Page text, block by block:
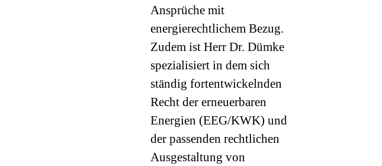
Ansprüche mit
energierechtlichem Bezug.
Zudem ist Herr Dr. Dümke
spezialisiert in dem sich
ständig fortentwickelnden
Recht der erneuerbaren
Energien (EEG/KWK) und
der passenden rechtlichen
Ausgestaltung von